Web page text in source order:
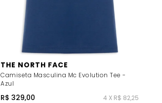
THE NORTH FACE
Camiseta Masculina Mc Evolution Tee -
Azul
R$ 329,00 4 X R$ 82,25